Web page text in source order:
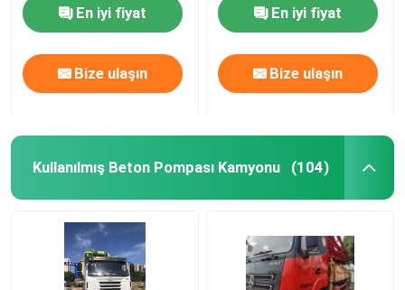
En iyi fiyat
Bize ulaşın
En iyi fiyat
Bize ulaşın
Kullanılmış Beton Pompası Kamyonu (104)